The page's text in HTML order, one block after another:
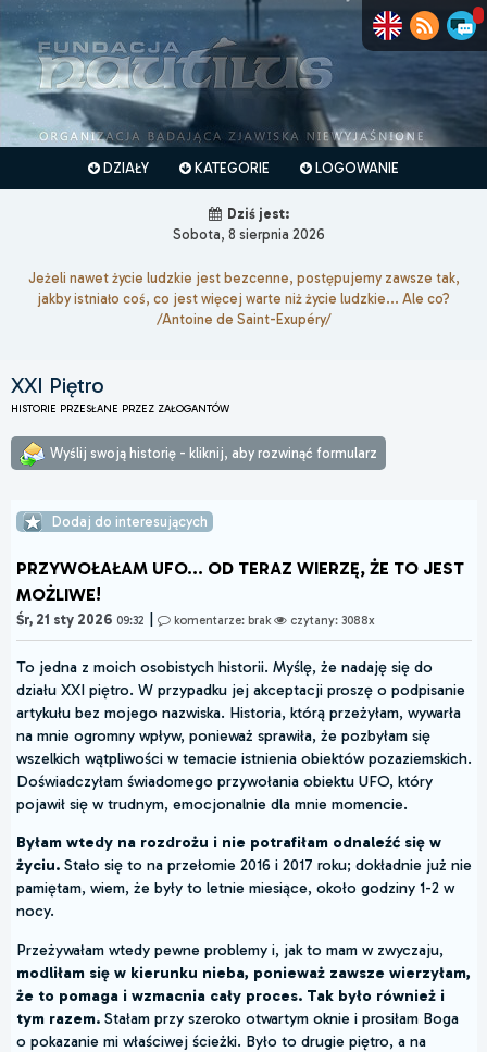
DZIAŁY KATEGORIE LOGOWANIE
Dziś jest:
Sobota, 8 sierpnia 2026
Jeżeli nawet życie ludzkie jest bezcenne, postępujemy zawsze tak,
jakby istniało coś, co jest więcej warte niż życie ludzkie... Ale co?
/Antoine de Saint-Exupéry/
XXI Piętro
HISTORIE PRZESŁANE PRZEZ ZAŁOGANTÓW
Wyślij swoją historię - kliknij, aby rozwinąć formularz
Dodaj do interesujących
PRZYWOŁAŁAM UFO... OD TERAZ WIERZĘ, ŻE TO JEST
MOŻLIWE!
Śr, 21 sty 2026 09:32 komentarze: brak czytany: 3088x
To jedna z moich osobistych historii. Myślę, że nadaję się do
działu XXI piętro. W przypadku jej akceptacji proszę o podpisanie
artykułu bez mojego nazwiska. Historia, którą przeżyłam, wywarła
na mnie ogromny wpływ, ponieważ sprawiła, że pozbyłam się
wszelkich wątpliwości w temacie istnienia obiektów pozaziemskich.
Doświadczyłam świadomego przywołania obiektu UFO, który
pojawił się w trudnym, emocjonalnie dla mnie momencie.
Byłam wtedy na rozdrożu i nie potrafiłam odnaleźć się w
życiu. Stało się to na przełomie 2016 i 2017 roku; dokładnie już nie
pamiętam, wiem, że były to letnie miesiące, około godziny 1-2 w
nocy.
Przeżywałam wtedy pewne problemy i, jak to mam w zwyczaju,
modliłam się w kierunku nieba, ponieważ zawsze wierzyłam,
że to pomaga i wzmacnia cały proces. Tak było również i
tym razem. Stałam przy szeroko otwartym oknie i prosiłam Boga
o pokazanie mi właściwej ścieżki. Było to drugie piętro, a na